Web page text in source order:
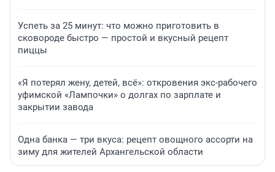
Успеть за 25 минут: что можно приготовить в
сковороде быстро — простой и вкусный рецепт
пиццы
«Я потерял жену, детей, всё»: откровения экс-рабочего
уфимской «Лампочки» о долгах по зарплате и
закрытии завода
Одна банка — три вкуса: рецепт овощного ассорти на
зиму для жителей Архангельской области